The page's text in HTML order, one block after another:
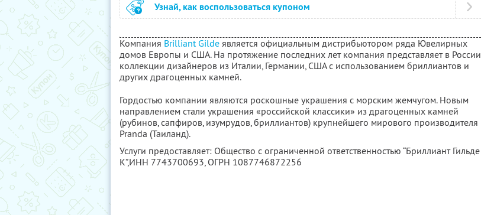
Узнай, как воспользоваться купоном
Компания Brilliant Gilde является официальным дистрибьютором ряда Ювелирных
домов Европы и США. На протяжение последних лет компания представляет в России
коллекции дизайнеров из Италии, Германии, США с использованием бриллиантов и
других драгоценных камней.
Гордостью компании являются роскошные украшения с морским жемчугом. Новым
направлением стали украшения «российской классики» из драгоценных камней
(рубинов, сапфиров, изумрудов, бриллиантов) крупнейшего мирового производителя
Pranda (Таиланд).
Услуги предоставляет: Общество с ограниченной ответственностью “Бриллиант Гильде
К”,ИНН 7743700693, ОГРН 1087746872256